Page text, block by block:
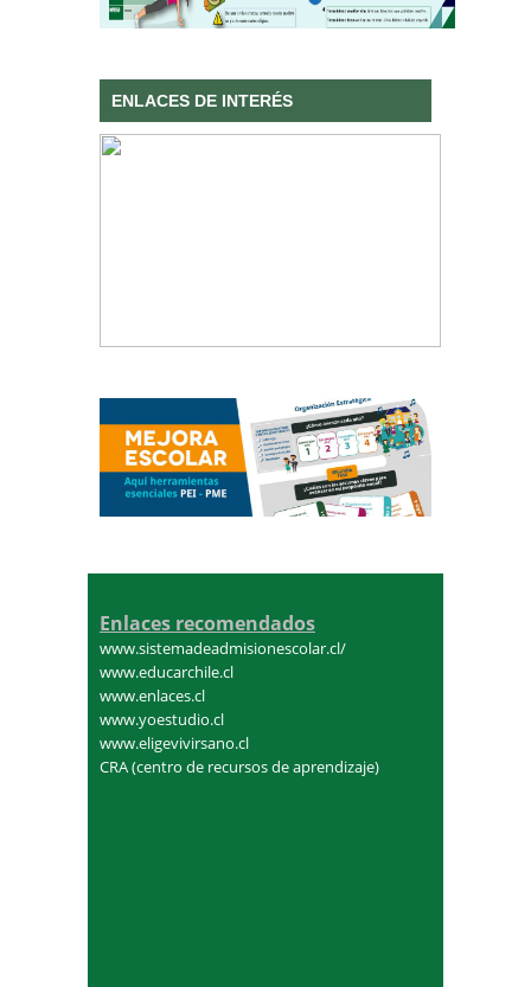
ENLACES DE INTERÉS
Enlaces recomendados
www.sistemadeadmisionescolar.cl/
www.educarchile.cl
www.enlaces.cl
www.yoestudio.cl
www.eligevivirsano.cl
CRA (centro de recursos de aprendizaje)